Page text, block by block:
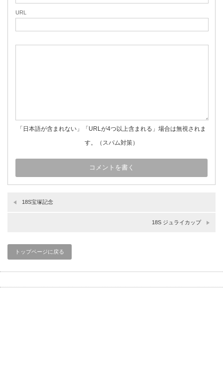
URL
「日本語が含まれない」「URLが4つ以上含まれる」場合は無視されま
す。（スパム対策）
18S宝塚記念
18S ジュライカップ
トップページに戻る